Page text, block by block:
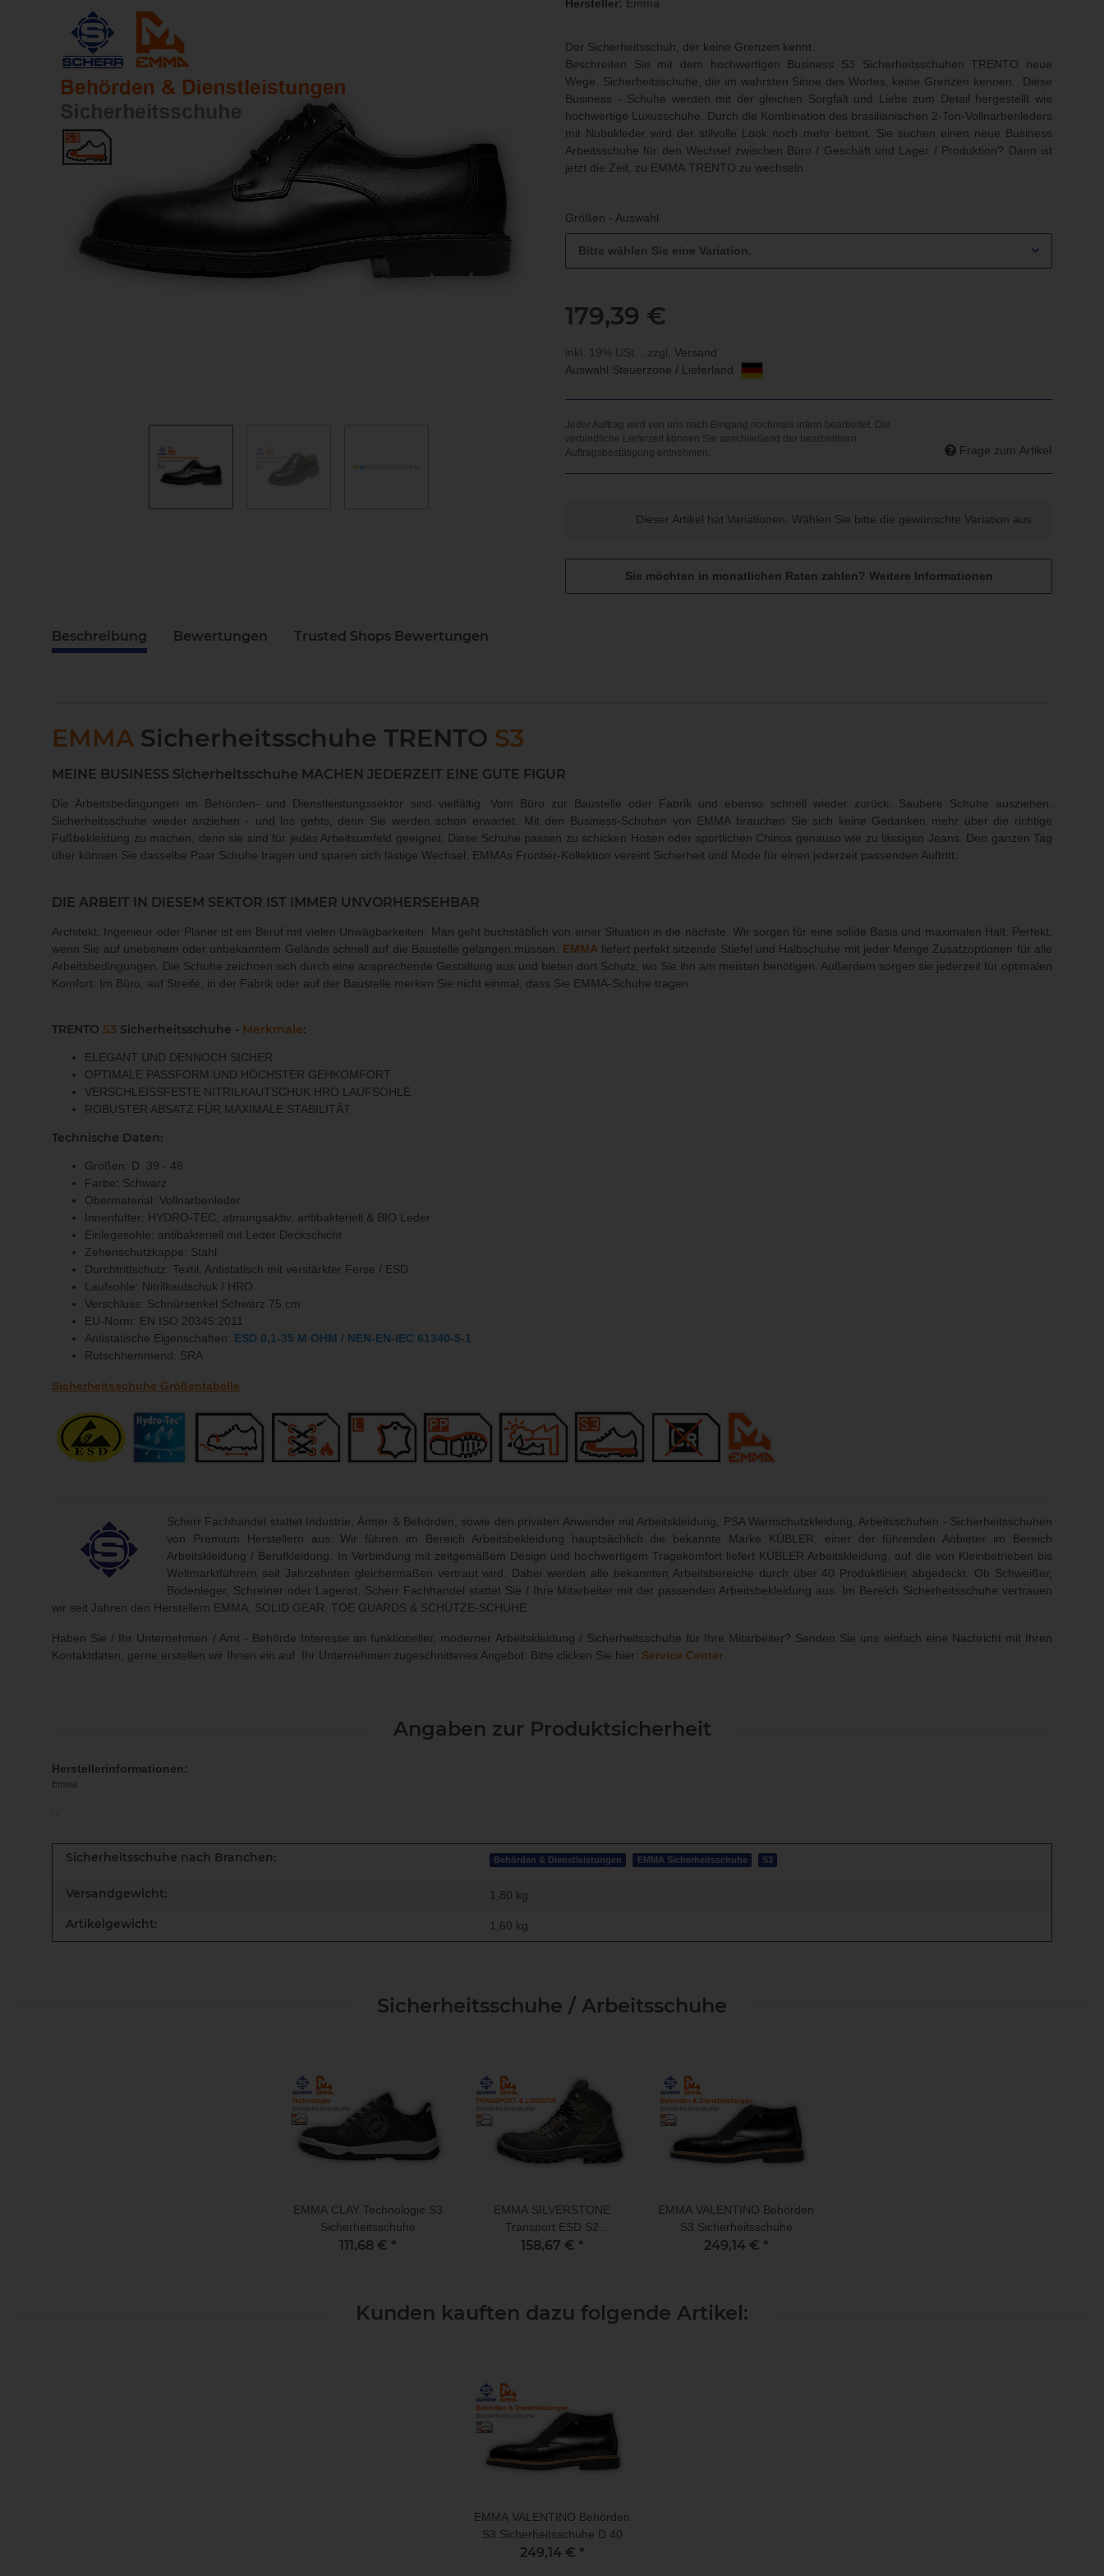
Hersteller: Emma
Der Sicherheitsschuh, der keine Grenzen kennt.
Beschreiten Sie mit dem hochwertigen Business S3 Sicherheitsschuhen TRENTO neue
Wege. Sicherheitsschuhe, die im wahrsten Sinne des Wortes, keine Grenzen kennen. Diese
Business - Schuhe werden mit der gleichen Sorgfalt und Liebe zum Detail hergestellt wie
hochwertige Luxusschuhe. Durch die Kombination des brasilianischen 2-Ton-Vollnarbenleders
mit Nubukleder wird der stilvolle Look noch mehr betont. Sie suchen einen neue Business
Arbeitsschuhe für den Wechsel zwischen Büro / Geschäft und Lager / Produktion? Dann ist
jetzt die Zeit, zu EMMA TRENTO zu wechseln.
Größen - Auswahl
Bitte wählen Sie eine Variation.
179,39 €
inkl. 19% USt. , zzgl. Versand
Auswahl Steuerzone / Lieferland
Frage zum Artikel
Dieser Artikel hat Variationen. Wählen Sie bitte die gewünschte Variation aus.
Sie möchten in monatlichen Raten zahlen? Weitere Informationen
Beschreibung Bewertungen Trusted Shops Bewertungen
EMMA Sicherheitsschuhe TRENTO S3
MEINE BUSINESS Sicherheitsschuhe MACHEN JEDERZEIT EINE GUTE FIGUR
Die Arbeitsbedingungen im Behörden- und Dienstleistungssektor sind vielfältig. Vom Büro zur Baustelle oder Fabrik und ebenso schnell wieder zurück. Saubere Schuhe ausziehen,
Sicherheitsschuhe wieder anziehen - und los gehts, denn Sie werden schon erwartet. Mit den Business-Schuhen von EMMA brauchen Sie sich keine Gedanken mehr über die richtige
Fußbekleidung zu machen, denn sie sind für jedes Arbeitsumfeld geeignet. Diese Schuhe passen zu schicken Hosen oder sportlichen Chinos genauso wie zu lässigen Jeans. Den ganzen Tag
über können Sie dasselbe Paar Schuhe tragen und sparen sich lästige Wechsel. EMMAs Frontier-Kollektion vereint Sicherheit und Mode für einen jederzeit passenden Auftritt.
DIE ARBEIT IN DIESEM SEKTOR IST IMMER UNVORHERSEHBAR
Architekt, Ingenieur oder Planer ist ein Beruf mit vielen Unwägbarkeiten. Man geht buchstäblich von einer Situation in die nächste. Wir sorgen für eine solide Basis und maximalen Halt. Perfekt,
wenn Sie auf unebenem oder unbekanntem Gelände schnell auf die Baustelle gelangen müssen. EMMAliefert perfekt sitzende Stiefel und Halbschuhe mit jeder Menge Zusatzoptionen für alle
Arbeitsbedingungen. Die Schuhe zeichnen sich durch eine ansprechende Gestaltung aus und bieten dort Schutz, wo Sie ihn am meisten benötigen. Außerdem sorgen sie jederzeit für optimalen
Komfort. Im Büro, auf Streife, in der Fabrik oder auf der Baustelle merken Sie nicht einmal, dass Sie EMMA-Schuhe tragen.
TRENTO S3 Sicherheitsschuhe - Merkmale:
ELEGANT UND DENNOCH SICHER
OPTIMALE PASSFORM UND HÖCHSTER GEHKOMFORT
VERSCHLEISSFESTE NITRILKAUTSCHUK HRO LAUFSOHLE
ROBUSTER ABSATZ FÜR MAXIMALE STABILITÄT
Technische Daten:
Größen: D 39 - 48
Farbe: Schwarz
Obermaterial: Vollnarbenleder
Innenfutter: HYDRO-TEC, atmungsaktiv, antibakteriell & BIO Leder
Einlegesohle: antibakteriell mit Leder Deckschicht
Zehenschutzkappe: Stahl
Durchtrittschutz: Textil, Antistatisch mit verstärkter Ferse / ESD
Laufsohle: Nitrilkautschuk / HRO
Verschluss: Schnürsenkel Schwarz 75 cm
EU-Norm: EN ISO 20345:2011
Antistatische Eigenschaften: ESD 0,1-35 M OHM / NEN-EN-IEC 61340-5-1
Rutschhemmend: SRA
Sicherheitsschuhe Größentabelle
Scherr Fachhandel stattet Industrie, Ämter & Behörden, sowie den privaten Anwender mit Arbeitskleidung, PSA Warnschutzkleidung, Arbeitsschuhen - Sicherheitsschuhen
von Premium Herstellern aus. Wir führen im Bereich Arbeitsbekleidung hauptsächlich die bekannte Marke KÜBLER, einer der führenden Anbieter im Bereich
Arbeitskleidung / Berufkleidung. In Verbindung mit zeitgemäßem Design und hochwertigem Tragekomfort liefert KÜBLER Arbeitskleidung, auf die von Kleinbetrieben bis
Weltmarktführern seit Jahrzehnten gleichermaßen vertraut wird. Dabei werden alle bekannten Arbeitsbereiche durch über 40 Produktlinien abgedeckt. Ob Schweißer,
Bodenleger, Schreiner oder Lagerist, Scherr Fachhandel stattet Sie / Ihre Mitarbeiter mit der passenden Arbeitsbekleidung aus. Im Bereich Sicherheitsschuhe vertrauen
wir seit Jahren den Herstellern EMMA, SOLID GEAR, TOE GUARDS & SCHÜTZE-SCHUHE.
Haben Sie / Ihr Unternehmen / Amt - Behörde Interesse an funktioneller, moderner Arbeitskleidung / Sicherheitsschuhe für Ihre Mitarbeiter? Senden Sie uns einfach eine Nachricht mit Ihren
Kontaktdaten, gerne erstellen wir Ihnen ein auf Ihr Unternehmen zugeschnittenes Angebot. Bitte clicken Sie hier: Service Center
Angaben zur Produktsicherheit
Herstellerinformationen:
Emma
Sicherheitsschuhe nach Branchen: Behörden & Dienstleistungen EMMA Sicherheitsschuhe S3
Versandgewicht: 1,80 kg
Artikelgewicht: 1,60 kg
Sicherheitsschuhe / Arbeitsschuhe
EMMA CLAY Technologie S3
Sicherheitsschuhe
111,68 € *
EMMA SILVERSTONE
Transport ESD S2
Sicherheitsschuhe
158,67 € *
EMMA VALENTINO Behörden
S3 Sicherheitsschuhe
249,14 € *
Kunden kauften dazu folgende Artikel:
EMMA VALENTINO Behörden
S3 Sicherheitsschuhe D 40
249,14 € *